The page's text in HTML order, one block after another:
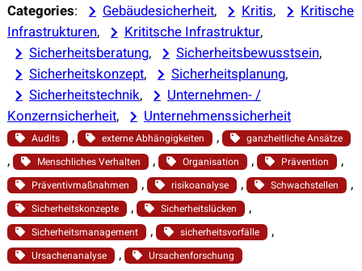
Categories: Gebäudesicherheit, Kritis,
Kritische
Infrastrukturen, Krititsche Infrastruktur,
Sicherheitsberatung, Sicherheitsbewusstsein,
Sicherheitskonzept, Sicherheitsplanung,
Sicherheitstechnik,
Unternehmen- /
Konzernsicherheit, Unternehmenssicherheit
Audits , externe Abhängigkeiten , ganzheitliche Ansätze
, Menschliches Verhalten , Organisation , Prävention ,
Präventivmaßnahmen , risikoanalyse , Schwachstellen ,
Sicherheitskonzepte , Sicherheitslücken ,
Sicherheitsmanagement , sicherheitsvorfälle ,
Ursachenanalyse , Ursachenforschung